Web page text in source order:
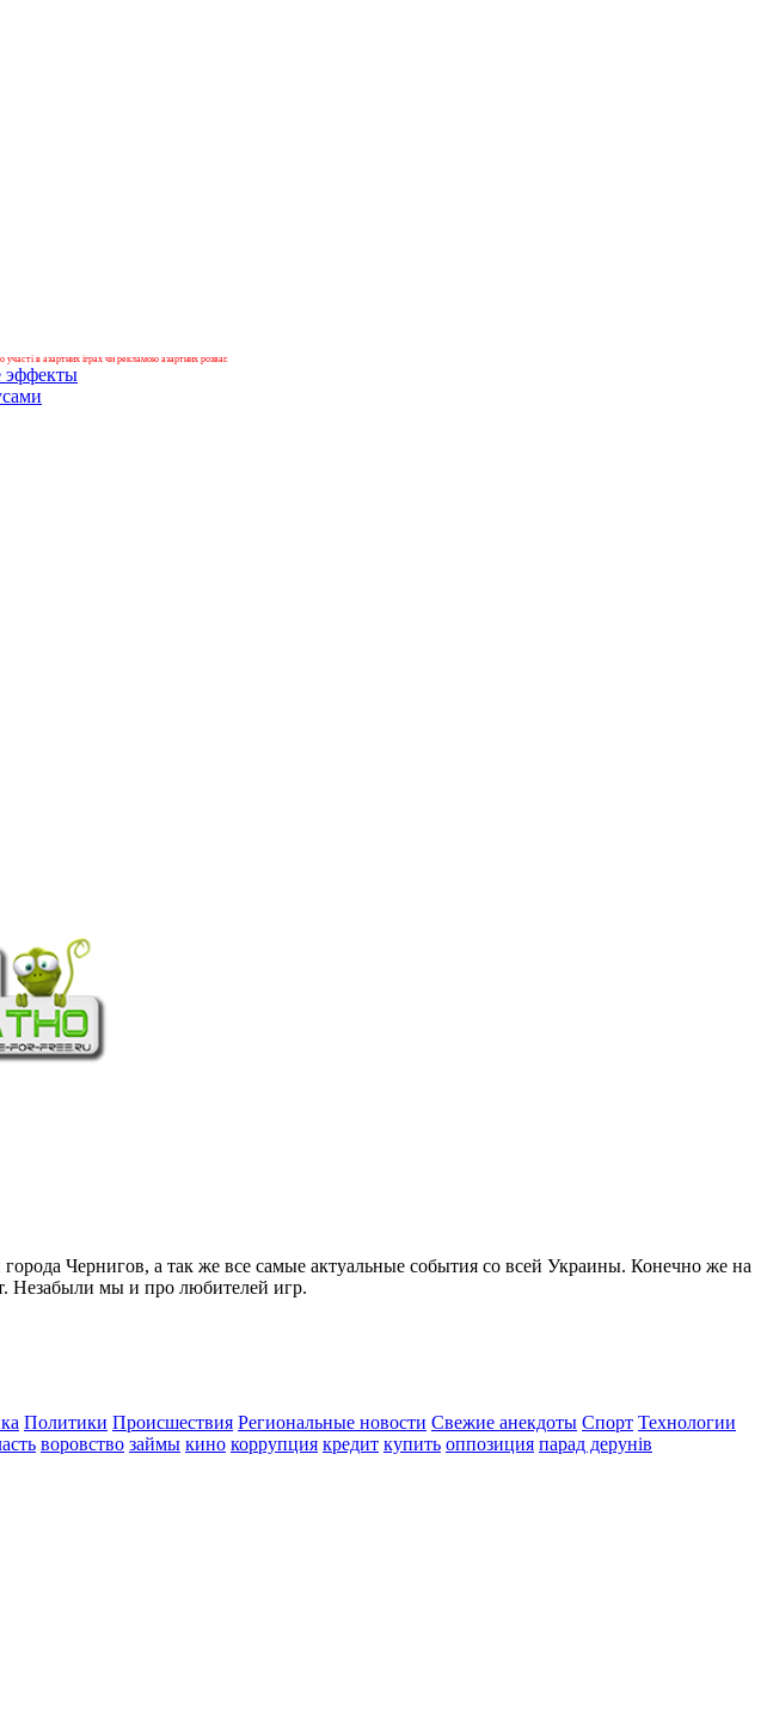
в азартних іграх чи рекламою азартних розваг.
Чернигов, а так же все самые актуальные события со всей Украины. Конечно же на
Незабыли мы и про любителей игр.
Политики Происшествия Региональные новости Свежие анекдоты Спорт Технологии
воровство займы кино коррупция кредит купить оппозиция парад дерунів